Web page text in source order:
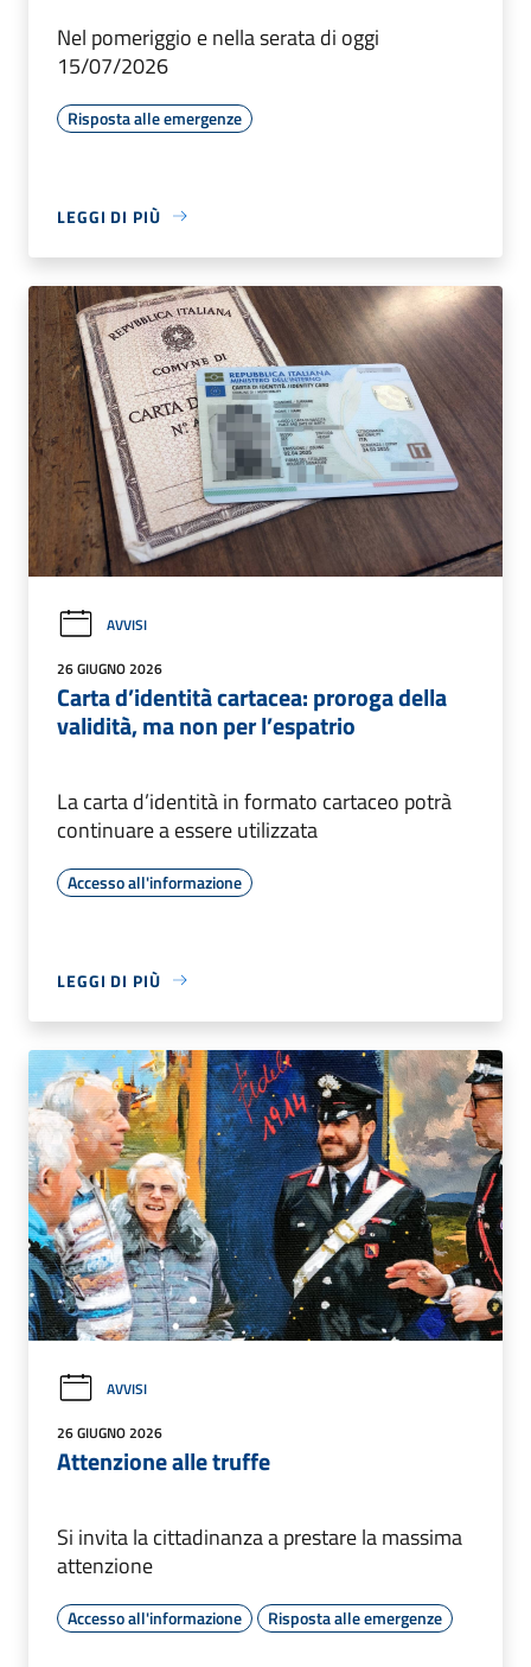
Nel pomeriggio e nella serata di oggi
15/07/2026
Risposta alle emergenze
LEGGI DI PIÙ
AVVISI
26 GIUGNO 2026
Carta d’identità cartacea: proroga della
validità, ma non per l’espatrio
La carta d’identità in formato cartaceo potrà
continuare a essere utilizzata
Accesso all'informazione
LEGGI DI PIÙ
AVVISI
26 GIUGNO 2026
Attenzione alle truffe
Si invita la cittadinanza a prestare la massima
attenzione
Accesso all'informazione Risposta alle emergenze